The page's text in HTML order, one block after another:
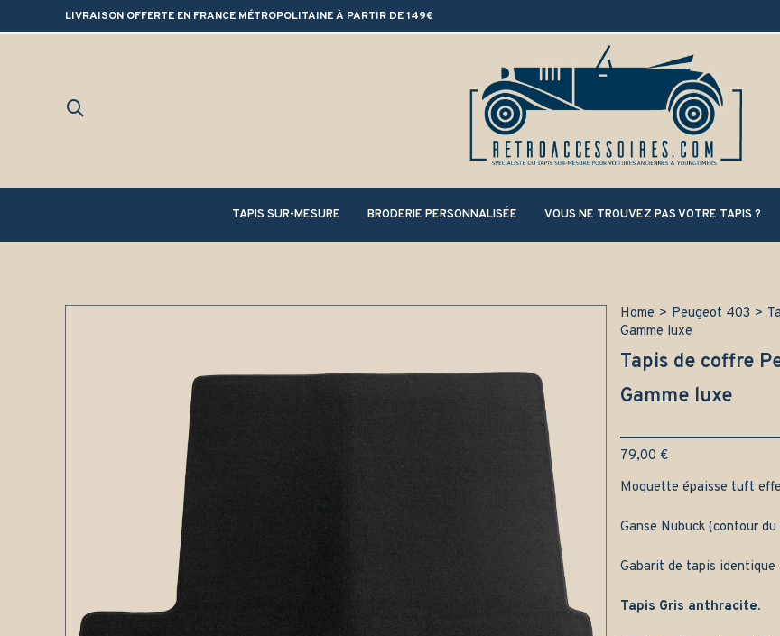
LIVRAISON OFFERTE EN FRANCE MÉTROPOLITAINE À PARTIR DE 149€
TAPIS SUR-MESURE BRODERIE PERSONNALISÉE VOUS NE TROUVEZ PAS VOTRE TAPIS ?
Home > Peugeot 403 >
Gamme luxe
Tapis de coffre
Gamme luxe
79,00 €
Moquette épaisse tuft
Ganse Nubuck (contour
Gabarit de tapis identique
Tapis Gris anthracite.